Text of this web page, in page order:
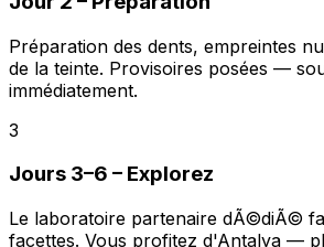
Préparation des dents, empreintes
de la teinte. Provisoires posées —
immédiatement.
3
Jours 3–6 – Explorez
Le laboratoire partenaire dÃ©diÃ©
facettes. Vous profitez d'Antalya —